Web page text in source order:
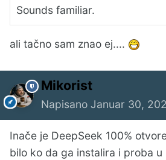
Sounds familiar.
ali tačno sam znao ej....
Mikorist
Napisano Januar 30,
Inače je DeepSeek 100%
bilo ko da ga instalira i proba u